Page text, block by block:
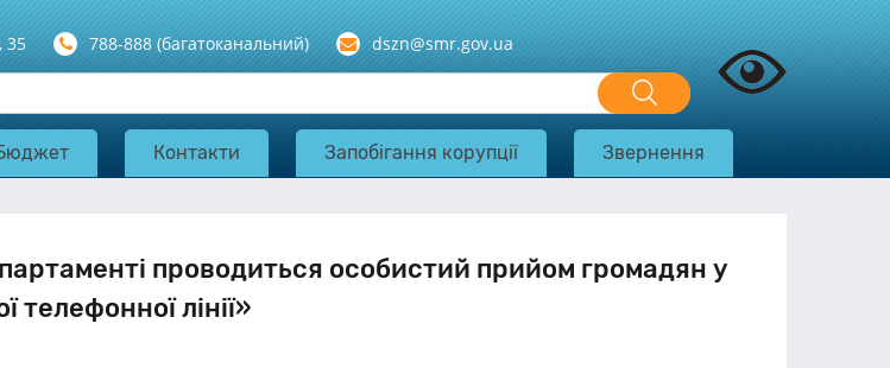
35 788-888 (багатоканальний) dszn@smr.gov.ua
Контакти Запобігання корупції Звернення
проводиться особистий прийом громадян у
телефонної лінії»